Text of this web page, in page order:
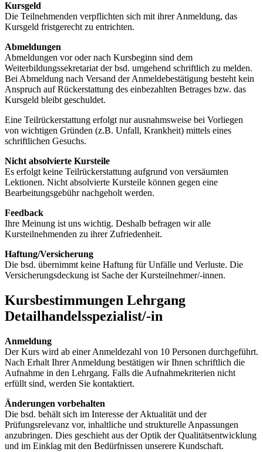
Kursgeld
Die Teilnehmenden verpflichten sich mit ihrer Anmeldung, das
Kursgeld fristgerecht zu entrichten.
Abmeldungen
Abmeldungen vor oder nach Kursbeginn sind dem
Weiterbildungssekretariat der bsd. umgehend schriftlich zu melden.
Bei Abmeldung nach Versand der Anmeldebestätigung besteht kein
Anspruch auf Rückerstattung des einbezahlten Betrages bzw. das
Kursgeld bleibt geschuldet.
Eine Teilrückerstattung erfolgt nur ausnahmsweise bei Vorliegen
von wichtigen Gründen (z.B. Unfall, Krankheit) mittels eines
schriftlichen Gesuchs.
Nicht absolvierte Kursteile
Es erfolgt keine Teilrückerstattung aufgrund von versäumten
Lektionen. Nicht absolvierte Kursteile können gegen eine
Bearbeitungsgebühr nachgeholt werden.
Feedback
Ihre Meinung ist uns wichtig. Deshalb befragen wir alle
Kursteilnehmenden zu ihrer Zufriedenheit.
Haftung/Versicherung
Die bsd. übernimmt keine Haftung für Unfälle und Verluste. Die
Versicherungsdeckung ist Sache der Kursteilnehmer/-innen.
Kursbestimmungen Lehrgang
Detailhandelsspezialist/-in
Anmeldung
Der Kurs wird ab einer Anmeldezahl von 10 Personen durchgeführt.
Nach Erhalt Ihrer Anmeldung bestätigen wir Ihnen schriftlich die
Aufnahme in den Lehrgang. Falls die Aufnahmekriterien nicht
erfüllt sind, werden Sie kontaktiert.
Änderungen vorbehalten
Die bsd. behält sich im Interesse der Aktualität und der
Prüfungsrelevanz vor, inhaltliche und strukturelle Anpassungen
anzubringen. Dies geschieht aus der Optik der Qualitätsentwicklung
und im Einklag mit den Bedürfnissen unserere Kundschaft.